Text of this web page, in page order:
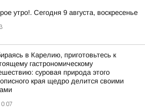
утро!. Сегодня 9 августа, воскресенье
в Карелию, приготовьтесь к
гастрономическому
суровая природа этого
края щедро делится своими